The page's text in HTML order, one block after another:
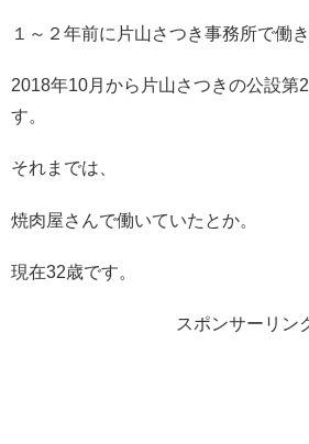
１～２年前に片山さつき事務所で働き
2018年10月から片山さつきの公設第
す。
それまでは、
焼肉屋さんで働いていたとか。
現在32歳です。
スポンサーリン